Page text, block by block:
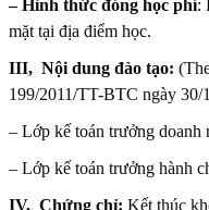
– Hình thức đóng học phí:
mặt tại địa điểm học.
III, Nội dung đào tạo:
199/2011/TT-BTC ngày 30/
– Lớp kế toán trưởng doanh
– Lớp kế toán trưởng hành
IV, Chứng chỉ: Kết thúc